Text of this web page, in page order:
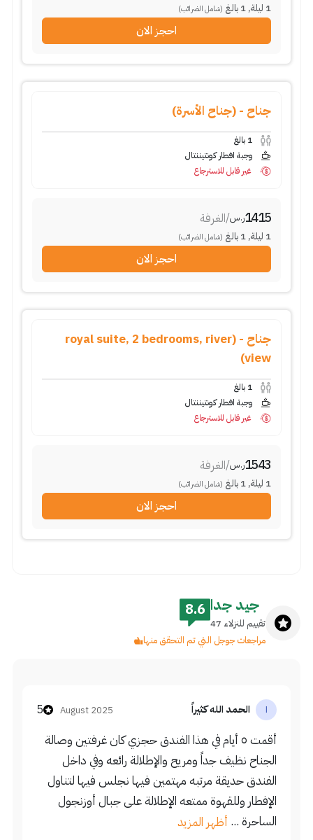
1 ليلة,
1 بالغ (شامل الضرائب)
احجز الان
جناح - (جناح الأسرة)
1 بالغ
وجبة افطار كونتيننتال
غير قابل للاسترجاع
1415ر.س/الغرفة
1 ليلة,
1 بالغ (شامل الضرائب)
احجز الان
جناح - (royal suite, 2 bedrooms, river
view)
1 بالغ
وجبة افطار كونتيننتال
غير قابل للاسترجاع
1543ر.س/الغرفة
1 ليلة,
1 بالغ (شامل الضرائب)
احجز الان
جيد جدا
تقييم للنزلاء 47
8.6
مراجعات جوجل التي تم التحقق منها
ا الحمد الله كثيراً August 2025
5
أقمت ٥ أيام في هذا الفندق حجزي كان غرفتين وصالة
الجناح نظيف جداً ومريح والإطلالة رائعه وفي داخل
الفندق حديقة مرتبه مهتمين فيها نجلس فيها لتناول
الإفطار وللقهوة ممتعه الإطلالة على جبال أوزنجول
الساحرة ... أظهر المزيد